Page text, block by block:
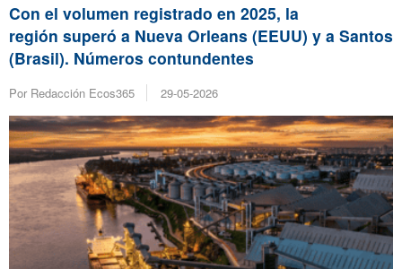
Con el volumen registrado en 2025, la
región superó a Nueva Orleans (EEUU) y a Santos
(Brasil). Números contundentes
Por Redacción Ecos365 29-05-2026